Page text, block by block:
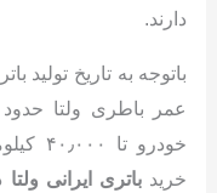
دارند.
باتوجه به تاریخ تولید
خرید باتری ایرانی ولتا